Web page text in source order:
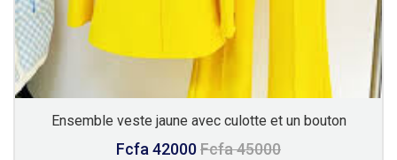
Ensemble veste jaune avec culotte et un bouton
Fcfa 42000Fcfa 45000